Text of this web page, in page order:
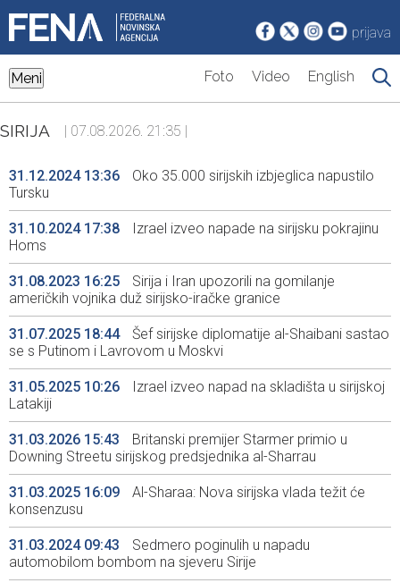
prijava
Meni Foto Video English
SIRIJA | 07.08.2026. 21:35 |
31.12.2024 13:36
Oko 35.000 sirijskih izbjeglica napustilo
Tursku
31.10.2024 17:38
Izrael izveo napade na sirijsku pokrajinu
Homs
31.08.2023 16:25
Sirija i Iran upozorili na gomilanje
američkih vojnika duž sirijsko-iračke granice
31.07.2025 18:44
Šef sirijske diplomatije al-Shaibani sastao
se s Putinom i Lavrovom u Moskvi
31.05.2025 10:26
Izrael izveo napad na skladišta u sirijskoj
Latakiji
31.03.2026 15:43
Britanski premijer Starmer primio u
Downing Streetu sirijskog predsjednika al-Sharrau
31.03.2025 16:09
Al-Sharaa: Nova sirijska vlada težit će
konsenzusu
31.03.2024 09:43
Sedmero poginulih u napadu
automobilom bombom na sjeveru Sirije